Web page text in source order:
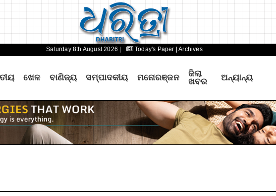
Saturday 8th August 2026 | Today's Paper | Archives
ଖେଳ ବାଣିଜ୍ୟ ସମ୍ପାଦକୀୟ ମନୋରଞ୍ଜନ
ଜିଲା
ଖବର
ଅନ୍ୟାନ୍ୟ